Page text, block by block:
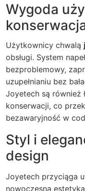
Wygoda
Użytkownicy chwalą
obsługi. System
bezproblemowy,
uzupełnianiu bez
Joyetech są również
konserwacji, co
bezawaryjność w
Styl i
design
Joyetech przyciąga
nowoczesną